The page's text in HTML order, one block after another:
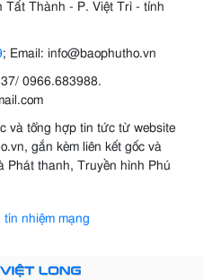
Tất Thành - P. Việt Trì - tỉnh
; Email: info@baophutho.vn
0966.683988.
và tổng hợp tin tức từ website
gắn kèm liên kết gốc và
Phát thanh, Truyền hình Phú